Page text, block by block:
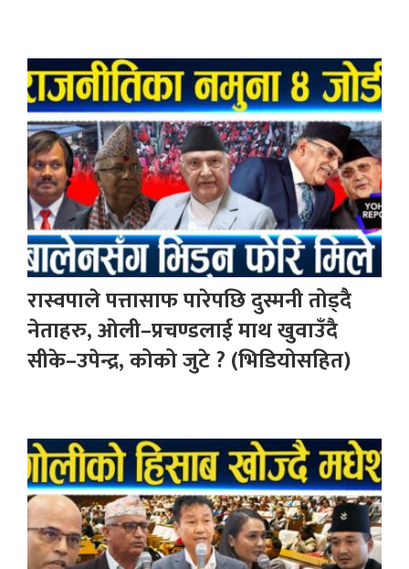
रास्वपाले पत्तासाफ पारेपछि दुस्मनी तोड्दै
नेताहरु, ओली–प्रचण्डलाई माथ खुवाउँदै
सीके–उपेन्द्र, कोको जुटे ? (भिडियोसहित)